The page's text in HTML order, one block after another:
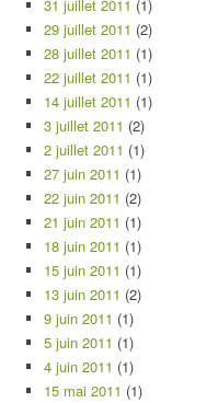
31 juillet 2011 (1)
29 juillet 2011 (2)
28 juillet 2011 (1)
22 juillet 2011 (1)
14 juillet 2011 (1)
3 juillet 2011 (2)
2 juillet 2011 (1)
27 juin 2011 (1)
22 juin 2011 (2)
21 juin 2011 (1)
18 juin 2011 (1)
15 juin 2011 (1)
13 juin 2011 (2)
9 juin 2011 (1)
5 juin 2011 (1)
4 juin 2011 (1)
15 mai 2011 (1)